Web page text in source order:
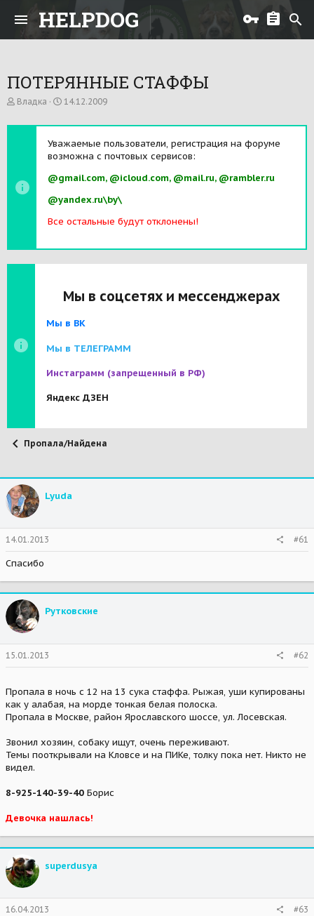
HELPDOG
ПОТЕРЯННЫЕ СТАФФЫ
А
т
м
ы
Владка
Д
т
н
а
а
а
14.12.2009
Уважаемые пользователи, регистрация на форуме
возможна с почтовых сервисов:
@gmail.com, @icloud.com, @mail.ru, @rambler.ru
@yandex.ru\by\
Все остальные будут отклонены!
Мы в соцсетях и мессенджерах
Мы в ВК
Мы в ТЕЛЕГРАММ
Инстаграмм (запрещенный в РФ)
Яндекс ДЗЕН
Пропала/Найдена
Lyuda
14.01.2013 #61
Спасибо
Рутковские
15.01.2013 #62
Пропала в ночь с 12 на 13 сука стаффа. Рыжая, уши купированы
как у алабая, на морде тонкая белая полоска.
Пропала в Москве, район Ярославского шоссе, ул. Лосевская.
Звонил хозяин, собаку ищут, очень переживают.
Темы пооткрывали на Кловсе и на ПИКе, толку пока нет. Никто не
видел.
8-925-140-39-40 Борис
Девочка нашлась!
superdusya
16.04.2013 #63